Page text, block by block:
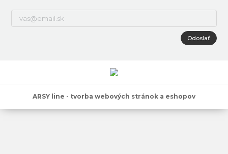
Odoslať
ARSY line - tvorba webových stránok a eshopov